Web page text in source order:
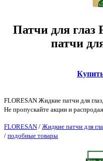
Патчи для
патчи
FLORESAN Жидкие патчи для
Не пропускайте акции и
FLORESAN / Жидкие патчи для
/ подобные товары